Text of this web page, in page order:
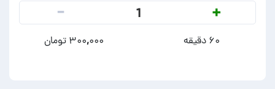
+
1
-
۶۰ دقیقه ۳۰۰,۰۰۰ تومان